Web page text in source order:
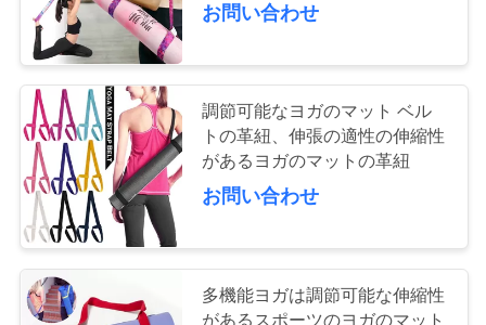
情
報
会
お問い合わせ
調節可能なヨガのマット ベル
トの革紐、伸張の適性の伸縮性
があるヨガのマットの革紐
お問い合わせ
多機能ヨガは調節可能な伸縮性
があるスポーツのヨガのマット